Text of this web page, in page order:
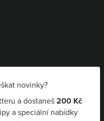
novinky?
a dostaneš200 Kč
a speciální nabídky